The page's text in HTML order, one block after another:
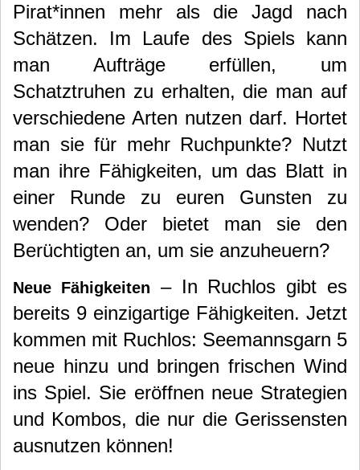
Pirat*innen mehr als die Jagd nach
Schätzen. Im Laufe des Spiels kann
man Aufträge erfüllen, um
Schatztruhen zu erhalten, die man auf
verschiedene Arten nutzen darf. Hortet
man sie für mehr Ruchpunkte? Nutzt
man ihre Fähigkeiten, um das Blatt in
einer Runde zu euren Gunsten zu
wenden? Oder bietet man sie den
Berüchtigten an, um sie anzuheuern?
Neue Fähigkeiten
– In Ruchlos gibt es
bereits 9 einzigartige Fähigkeiten. Jetzt
kommen mit Ruchlos: Seemannsgarn 5
neue hinzu und bringen frischen Wind
ins Spiel. Sie eröffnen neue Strategien
und Kombos, die nur die Gerissensten
ausnutzen können!